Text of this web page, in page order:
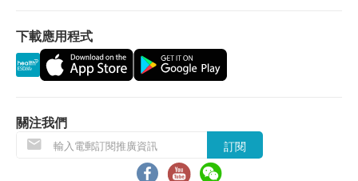
總膽固醇
高密度膽固醇
低密度膽固醇
糖尿
所有健康檢查/服務並非作為醫務診斷或治療用
途。當閣下身體健康出現任何疾病徵兆時，應立即
諮詢有認可資格的醫生，作出診斷及治療。
health.ESDlife】並沒有經營或提供本服務/產品。
有關此服務/產品的錯漏或延誤，或因使用此服務/
產品而引致的損失、損害、受傷或法律訴訟，健康
下載應用程式
關注我們
訂閱